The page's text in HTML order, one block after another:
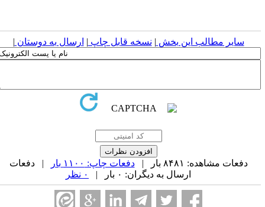
سایر مطالب این بخش | نسخه قابل چاپ| ارسال به دوستان|
دفعات مشاهده: ۸۴۸۱ بار | دفعات چاپ: ۱۱۰۰ بار
| دفعات
ارسال به دیگران: ۰ بار |